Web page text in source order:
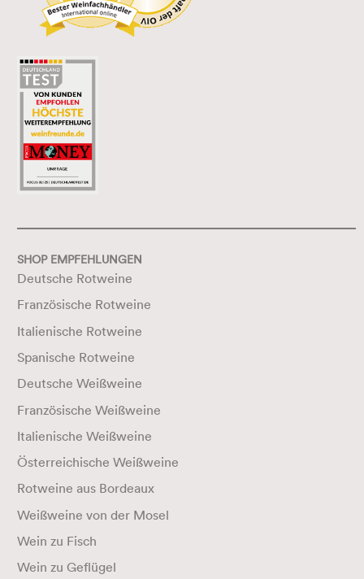
SHOP EMPFEHLUNGEN
Deutsche Rotweine
Französische Rotweine
Italienische Rotweine
Spanische Rotweine
Deutsche Weißweine
Französische Weißweine
Italienische Weißweine
Österreichische Weißweine
Rotweine aus Bordeaux
Weißweine von der Mosel
Wein zu Fisch
Wein zu Geflügel